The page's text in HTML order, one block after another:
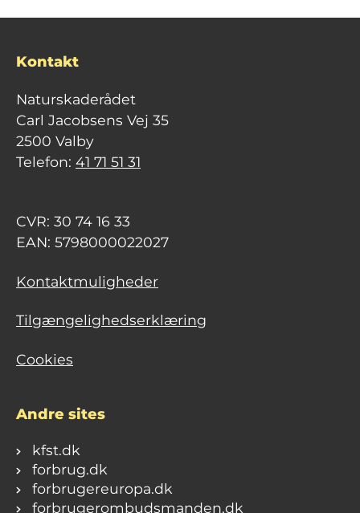
Kontakt
Naturskaderådet
Carl Jacobsens Vej 35
2500 Valby
Telefon: 41 71 51 31
CVR: 30 74 16 33
EAN: 5798000022027
Kontaktmuligheder
Tilgængelighedserklæring
Cookies
Andre sites
kfst.dk
forbrug.dk
forbrugereuropa.dk
forbrugerombudsmanden.dk